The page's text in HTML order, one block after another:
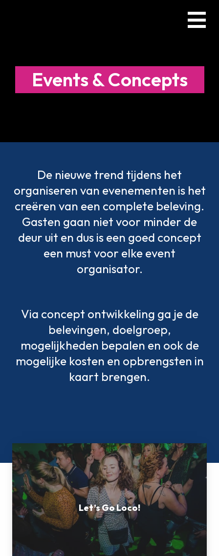
Menu
Events & Concepts
De nieuwe trend tijdens het
organiseren van evenementen is het
creëren van een complete beleving.
Gasten gaan niet voor minder de
deur uit en dus is een goed concept
een must voor elke event
organisator.
Via concept ontwikkeling ga je de
belevingen, doelgroep,
mogelijkheden bepalen en ook de
mogelijke kosten en opbrengsten in
kaart brengen.
Let’s Go Loco!
Let’s
Go
Loco!